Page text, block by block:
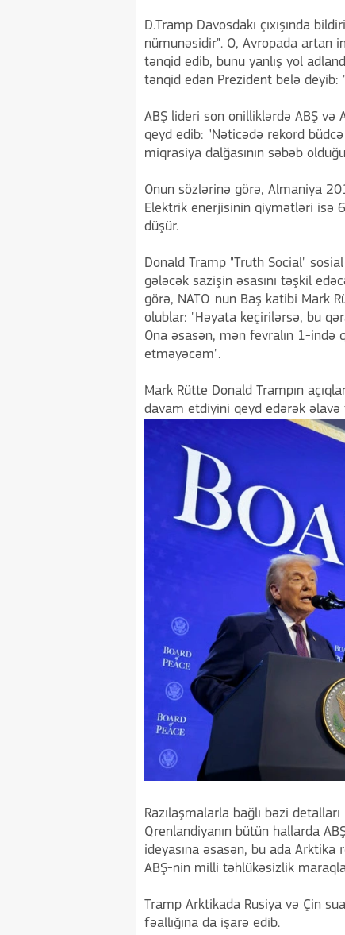
D.Tramp Davosdakı çıxışında
nümunəsidir". O, Avropada artan
tənqid edib, bunu yanlış yol
tənqid edən Prezident belə deyib:
ABŞ lideri son onilliklərdə ABŞ və
qeyd edib: "Nəticədə rekord
miqrasiya dalğasının səbəb
Onun sözlərinə görə, Almaniya
Elektrik enerjisinin qiymətləri isə
düşür.
Donald Tramp "Truth Social"
gələcək sazişin əsasını təşkil
görə, NATO-nun Baş katibi Mark
olublar: "Həyata keçirilərsə, bu
Ona əsasən, mən fevralın 1-
etməyəcəm".
Mark Rütte Donald Trampın
davam etdiyini qeyd edərək
Razılaşmalarla bağlı bəzi
Qrenlandiyanın bütün hallarda
ideyasına əsasən, bu ada
ABŞ-nin milli təhlükəsizlik
Tramp Arktikada Rusiya və Çin
fəallığına da işarə edib.